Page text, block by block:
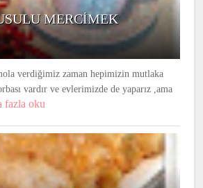
MERCİMEK
verdiğimiz zaman hepimizin mutlaka
vardır ve evlerimizde de yaparız ,ama
fazla oku